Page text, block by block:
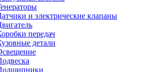
и электрические клапаны
передач
детали